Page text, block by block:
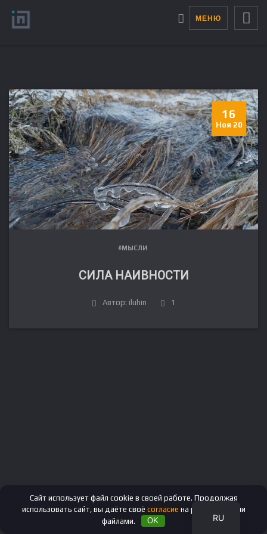
МЕНЮ
16
Ноя 20
#МЫСЛИ
СИЛА НАИВНОСТИ
Автор: iluhin 1
RU
EN
Сайт использует файл cookie в своей работе. Продолжая
использовать сайт, вы даёте своё согласие на работу с этими
файлами.
OK